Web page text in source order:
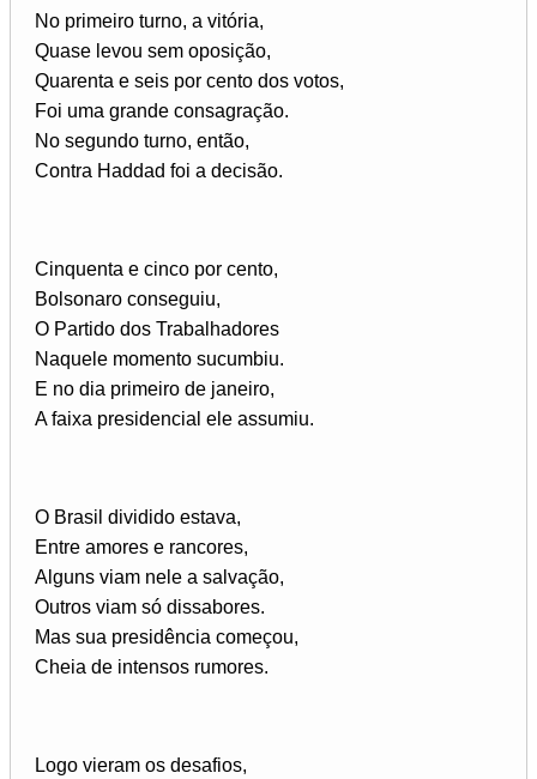
No primeiro turno, a vitória,
Quase levou sem oposição,
Quarenta e seis por cento dos votos,
Foi uma grande consagração.
No segundo turno, então,
Contra Haddad foi a decisão.
Cinquenta e cinco por cento,
Bolsonaro conseguiu,
O Partido dos Trabalhadores
Naquele momento sucumbiu.
E no dia primeiro de janeiro,
A faixa presidencial ele assumiu.
O Brasil dividido estava,
Entre amores e rancores,
Alguns viam nele a salvação,
Outros viam só dissabores.
Mas sua presidência começou,
Cheia de intensos rumores.
Logo vieram os desafios,